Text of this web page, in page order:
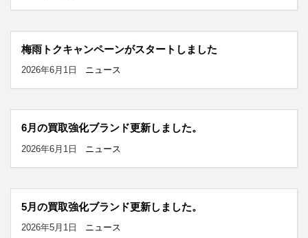
梅雨トクキャンペーンがスタートしました
2026年6月1日 ニュース
6月の買取強化ブランド更新しました。
2026年6月1日 ニュース
5月の買取強化ブランド更新しました。
2026年5月1日 ニュース